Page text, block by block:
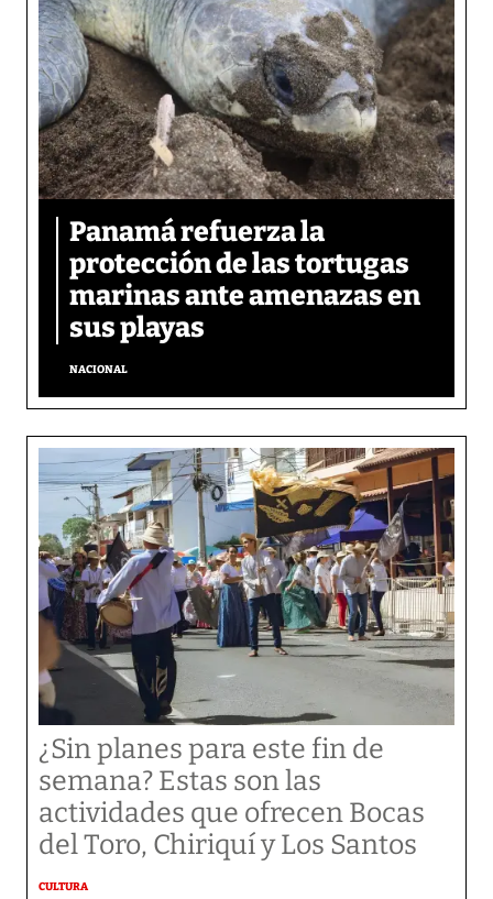
Panamá refuerza la
protección de las tortugas
marinas ante amenazas en
sus playas
NACIONAL
¿Sin planes para este fin de
semana? Estas son las
actividades que ofrecen Bocas
del Toro, Chiriquí y Los Santos
CULTURA